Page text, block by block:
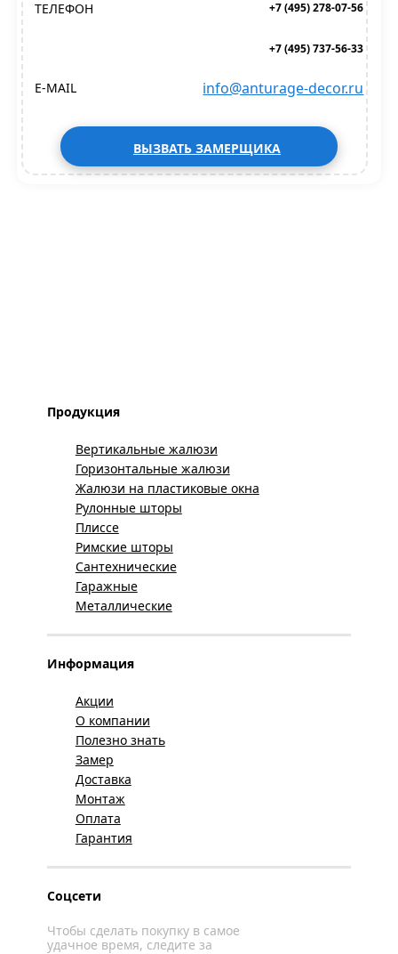
ТЕЛЕФОН +7 (495) 278-07-56
+7 (495) 737-56-33
E-MAIL info@anturage-decor.ru
ВЫЗВАТЬ ЗАМЕРЩИКА
Продукция
Вертикальные жалюзи
Горизонтальные жалюзи
Жалюзи на пластиковые окна
Рулонные шторы
Плиссе
Римские шторы
Сантехнические
Гаражные
Металлические
Информация
Акции
О компании
Полезно знать
Замер
Доставка
Монтаж
Оплата
Гарантия
Соцсети
Чтобы сделать покупку в самое
удачное время, следите за